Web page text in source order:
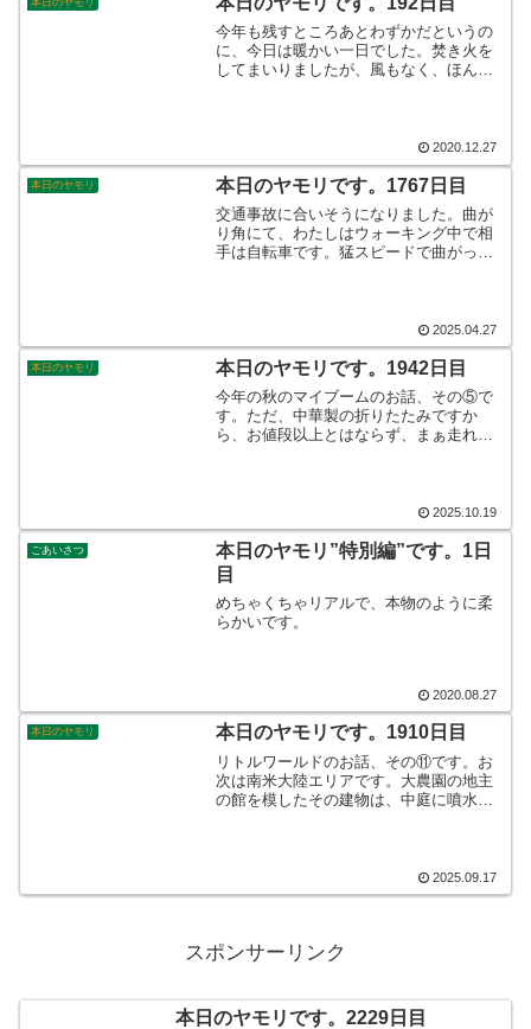
今年も残すところあとわずかだというの
に、今日は暖かい一日でした。焚き火を
してまいりましたが、風もなく、ほんと
2020.12.27
本日のヤモリ 本日のヤモリです。1767日目
交通事故に合いそうになりました。曲が
り角にて、わたしはウォーキング中で相
手は自転車です。猛スピードで曲がって
これに懲りずに、また同じ運転をしなけ
ればよいのですが。そんなこんなで、本
日のヤモリです。
2025.04.27
本日のヤモリ 本日のヤモリです。1942日目
今年の秋のマイブームのお話、その⑤で
す。ただ、中華製の折りたたみですか
ら、お値段以上とはならず、まぁ走れる
各部を増締めして、いっちょ上がりで
す。そんなこんなで、本日のヤモリで
す。
2025.10.19
ごあいさつ
本日のヤモリ”特別編”です。1日
目
めちゃくちゃリアルで、本物のように柔
らかいです。
2020.08.27
本日のヤモリ 本日のヤモリです。1910日目
リトルワールドのお話、その⑪です。お
次は南米大陸エリアです。大農園の地主
の館を模したその建物は、中庭に噴水が
した。なんとも暑い暑い、9月の日曜日で
した。そんなこんなで、本日のヤモリで
2025.09.17
スポンサーリンク
本日のヤモリです。2229日目